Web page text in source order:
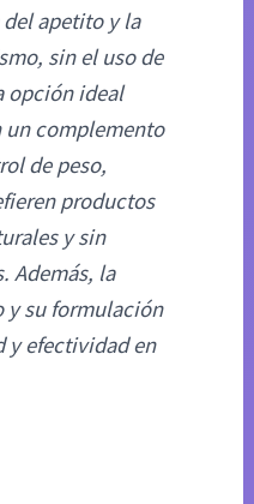
apetito y la
sin el uso de
opción ideal
un complemento
de peso,
productos
y sin
Además, la
y su formulación
y efectividad en